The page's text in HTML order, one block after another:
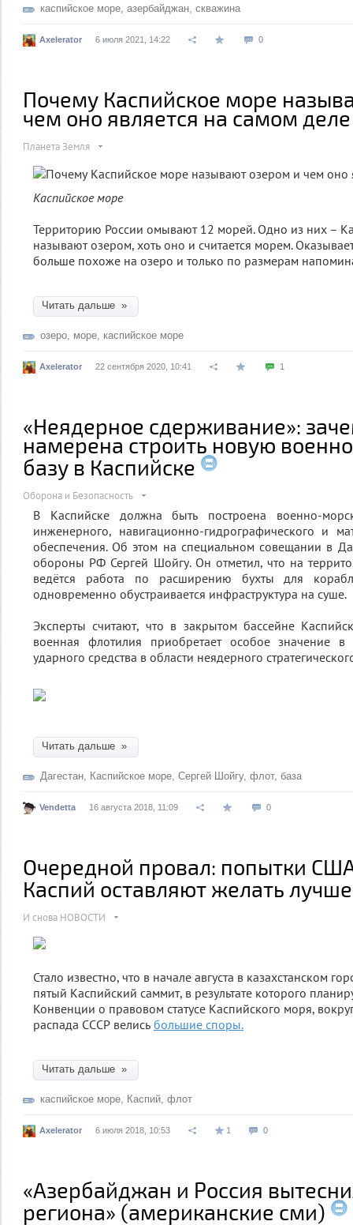
каспийское море азербайджан скважина
Axelerator 6 июля 2021, 14:22 0
Почему Каспийское море
чем оно является на самом деле
Планета Земля
Каспийское море
Территорию России омывают 12 морей. Одно из них –
называют озером, хоть оно и считается морем.
больше похоже на озеро и только по размерам
Читать дальше »
озеро море каспийское море
Axelerator 22 сентября 2020, 10:41 1
«Неядерное сдерживание»:
намерена строить новую
базу в Каспийске
Оборона и Безопасность
В Каспийске должна быть построена военно-
инженерного, навигационно-гидрографического и
обеспечения. Об этом на специальном совещании в
обороны РФ Сергей Шойгу. Он отметил, что на
ведётся работа по расширению бухты для
одновременно обустраивается инфраструктура на суше.
Эксперты считают, что в закрытом бассейне
военная флотилия приобретает особое значение в
ударного средства в области неядерного
Читать дальше »
Дагестан Каспийское море Сергей Шойгу, флот, база
Vendetta 16 августа 2018, 11:09 0
Очередной провал: попытки
Каспий оставляют желать
И снова НОВОСТИ
Стало известно, что в начале августа в казахстанском
пятый Каспийский саммит, в результате которого
Конвенции о правовом статусе Каспийского моря,
распада СССР велись большие споры.
Читать дальше »
каспийское море Каспий флот
Axelerator 6 июля 2018, 10:53 1 0
«Азербайджан и Россия
региона» (американские сми)